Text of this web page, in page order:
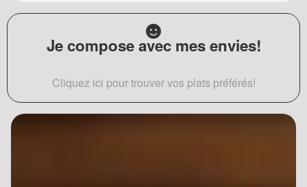
Je compose avec mes envies!
Cliquez ici pour trouver vos plats préférés!